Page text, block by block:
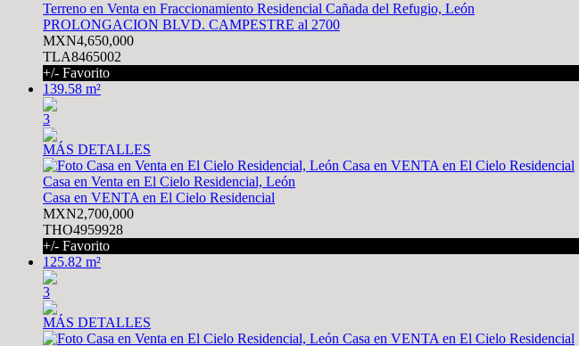
Terreno en Venta en Fraccionamiento Residencial Cañada del Refugio, León
PROLONGACION BLVD. CAMPESTRE al 2700
MXN4,650,000
TLA8465002
+/- Favorito
139.58 m²
3
MÁS DETALLES
Casa en Venta en El Cielo Residencial, León
Casa en VENTA en El Cielo Residencial
MXN2,700,000
THO4959928
+/- Favorito
125.82 m²
3
MÁS DETALLES